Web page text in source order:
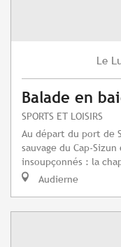
Le
Balade en
SPORTS ET LOISIRS
Au départ du port de
sauvage du Cap-
insoupçonnés : la
Audierne